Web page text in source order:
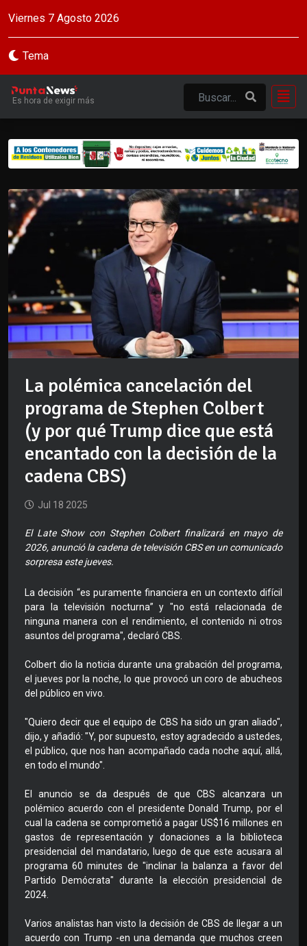
Viernes 7 Agosto 2026
Tema
Es hora de exigir más
La polémica cancelación del
programa de Stephen Colbert
(y por qué Trump dice que está
encantado con la decisión de la
cadena CBS)
Jul 18 2025
El Late Show con Stephen Colbert finalizará en mayo de
2026, anunció la cadena de televisión CBS en un comunicado
sorpresa este jueves.
La decisión “es puramente financiera en un contexto difícil
para la televisión nocturna” y "no está relacionada de
ninguna manera con el rendimiento, el contenido ni otros
asuntos del programa", declaró CBS.
Colbert dio la noticia durante una grabación del programa,
el jueves por la noche, lo que provocó un coro de abucheos
del público en vivo.
"Quiero decir que el equipo de CBS ha sido un gran aliado",
dijo, y añadió: "Y, por supuesto, estoy agradecido a ustedes,
el público, que nos han acompañado cada noche aquí, allá,
en todo el mundo".
El anuncio se da después de que CBS alcanzara un
polémico acuerdo con el presidente Donald Trump, por el
cual la cadena se comprometió a pagar US$16 millones en
gastos de representación y donaciones a la biblioteca
presidencial del mandatario, luego de que este acusara al
programa 60 minutes de "inclinar la balanza a favor del
Partido Demócrata" durante la elección presidencial de
2024.
Varios analistas han visto la decisión de CBS de llegar a un
acuerdo con Trump -en una demanda que muchos creen